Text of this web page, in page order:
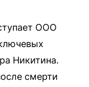
ООО
Никитина.
смерти